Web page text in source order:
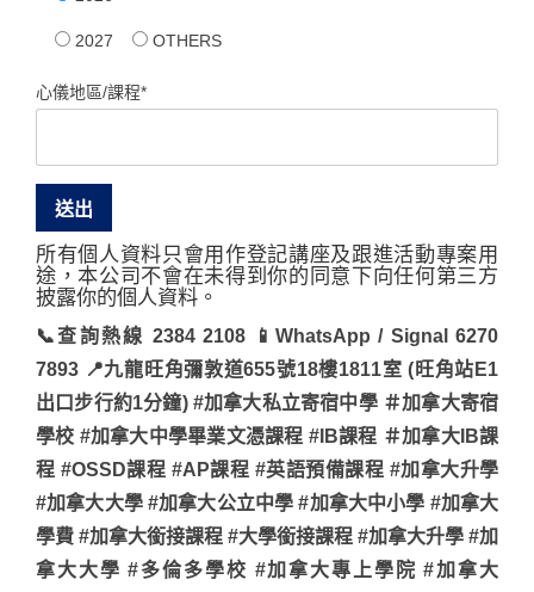
2027 OTHERS
心儀地區/課程*
所有個人資料只會用作登記講座及跟進活動專案用
途，本公司不會在未得到你的同意下向任何第三方
披露你的個人資料。
📞查詢熱線 2384 2108 📱WhatsApp / Signal 6270
7893 📍九龍旺角彌敦道655號18樓1811室 (旺角站E1
出口步行約1分鐘) #加拿大私立寄宿中學 ＃加拿大寄宿
學校 #加拿大中學畢業文憑課程 #IB課程 ＃加拿大IB課
程 #OSSD課程 #AP課程 #英語預備課程 #加拿大升學
#加拿大大學 #加拿大公立中學 #加拿大中小學 #加拿大
學費 #加拿大銜接課程 #大學銜接課程 #加拿大升學 #加
拿大大學 #多倫多學校 #加拿大專上學院 #加拿大